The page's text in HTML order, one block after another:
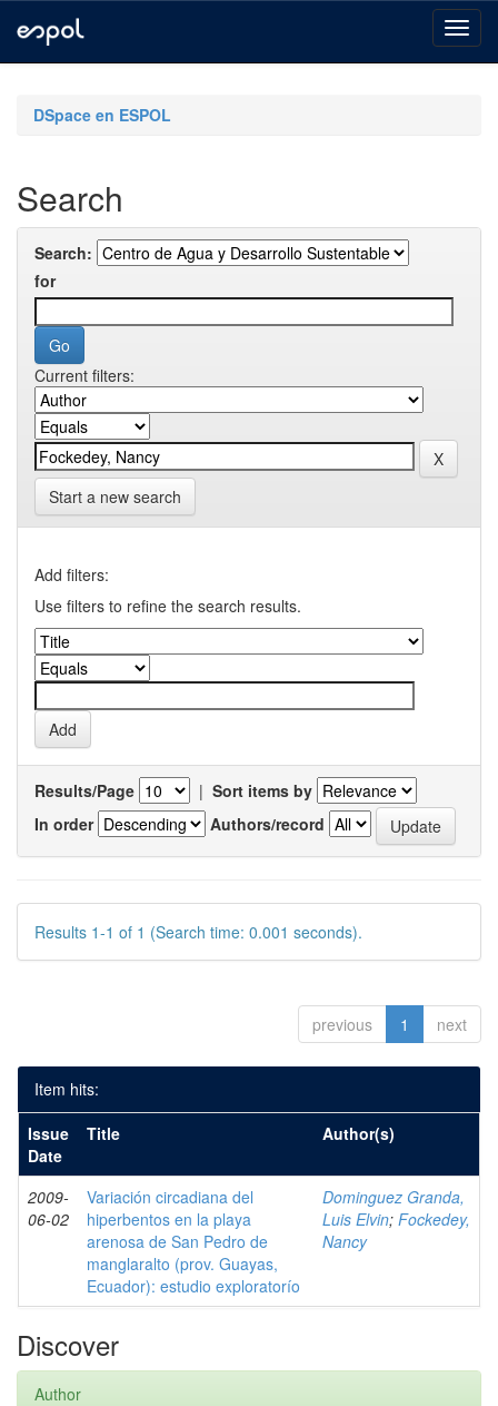
navigationDSpace en ESPOL
Search
Search:
for
Current filters:
Start a new search
Add filters:
Use filters to refine the search results.
Results/Page | Sort items by
In order
Authors/record
Results 1-1 of 1 (Search time: 0.001 seconds).
previous 1 next
Item hits:
Issue
Date
Title Author(s)
2009-
06-02
Variación circadiana del
hiperbentos en la playa
arenosa de San Pedro de
manglaralto (prov. Guayas,
Ecuador): estudio exploratorío
Dominguez Granda,
Luis Elvin; Fockedey,
Nancy
Discover
Author